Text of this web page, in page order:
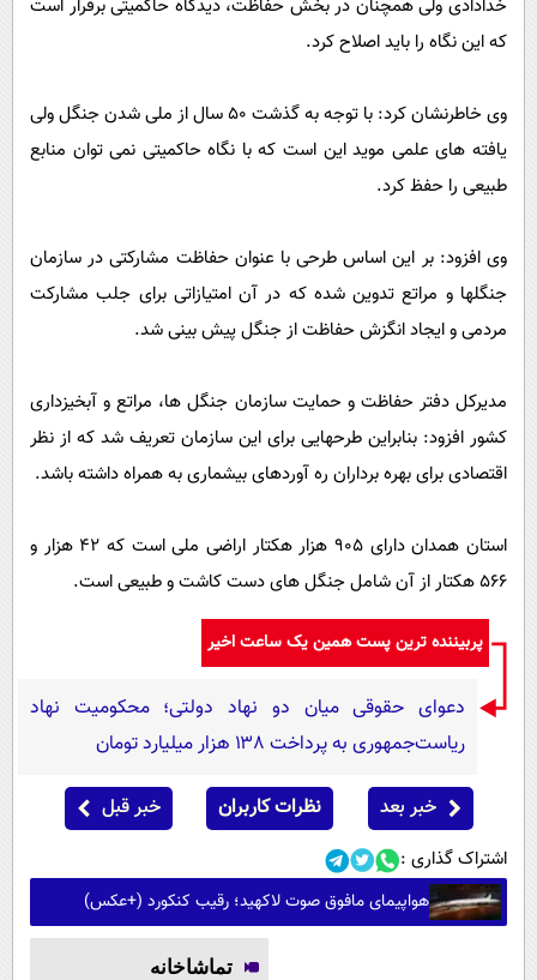
خدادادی ولی همچنان در بخش حفاظت، دیدگاه حاکمیتی برقرار است
که این نگاه را باید اصلاح کرد.
وی خاطرنشان کرد: با توجه به گذشت 50 سال از ملی شدن جنگل ولی
یافته های علمی موید این است که با نگاه حاکمیتی نمی توان منابع
طبیعی را حفظ کرد.
وی افزود: بر این اساس طرحی با عنوان حفاظت مشارکتی در سازمان
جنگلها و مراتع تدوین شده که در آن امتیازاتی برای جلب مشارکت
مردمی و ایجاد انگزش حفاظت از جنگل پیش بینی شد.
مدیرکل دفتر حفاظت و حمایت سازمان جنگل ها، مراتع و آبخیزداری
کشور افزود: بنابراین طرحهایی برای این سازمان تعریف شد که از نظر
اقتصادی برای بهره برداران ره آوردهای بیشماری به همراه داشته باشد.
استان همدان دارای 905 هزار هکتار اراضی ملی است که 42 هزار و
566 هکتار از آن شامل جنگل های دست کاشت و طبیعی است.
پربیننده ترین پست همین یک ساعت اخیر
دعوای حقوقی میان دو نهاد دولتی؛ محکومیت نهاد
ریاست‌جمهوری به پرداخت ۱۳۸ هزار میلیارد تومان
خبر بعد نظرات کاربران خبر قبل
اشتراک گذاری :
هواپیمای مافوق صوت لاکهید؛ رقیب کنکورد (+عکس)
تماشاخانه